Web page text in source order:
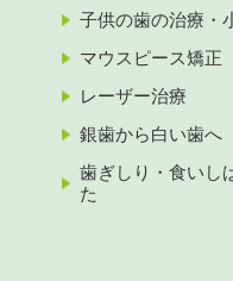
子供の歯の治療・
マウスピース矯正
レーザー治療
銀歯から白い歯へ
歯ぎしり・食いし
た